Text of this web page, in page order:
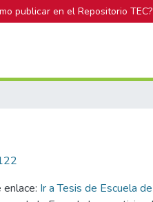
publicar en el Repositorio TEC?
Ir a Tesis de Escuela